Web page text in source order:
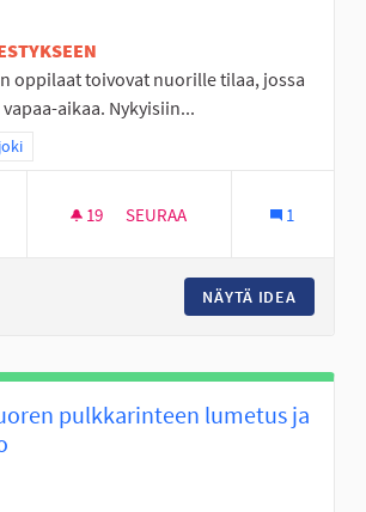
oppilaat toivovat nuorille tilaa, jossa
aikaa. Nykyisiin...
mukaan: Läntinen Seinäjoki
19 19 SEURAAJAA
SEURAA 1
NÄYTÄ IDEA
pulkkarinteen lumetus ja